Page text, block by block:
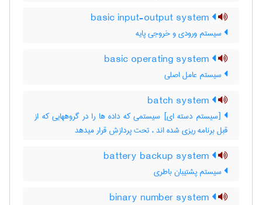
سیستم ورودی و خروجی پایه
سیستم عامل اصلی
[سیستم دسته ای] سیستمی که داده ها را در گروههایی که از
قبل برنامه ریزی شده اند ، تحت پردازش قرار میدهد
سیستم پشتیبان باطری